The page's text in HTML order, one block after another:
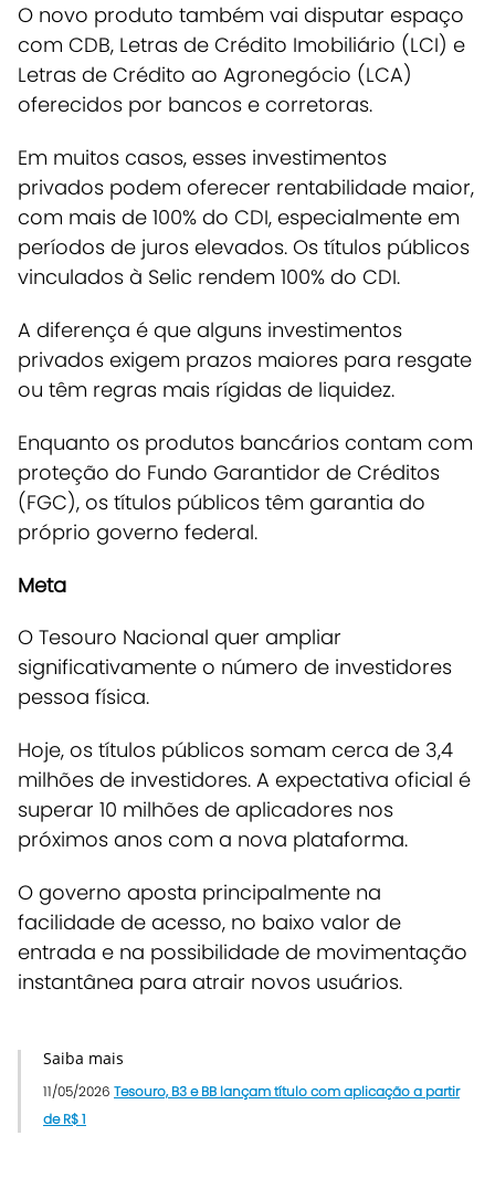
O novo produto também vai disputar espaço
com CDB, Letras de Crédito Imobiliário (LCI) e
Letras de Crédito ao Agronegócio (LCA)
oferecidos por bancos e corretoras.
Em muitos casos, esses investimentos
privados podem oferecer rentabilidade maior,
com mais de 100% do CDI, especialmente em
períodos de juros elevados. Os títulos públicos
vinculados à Selic rendem 100% do CDI.
A diferença é que alguns investimentos
privados exigem prazos maiores para resgate
ou têm regras mais rígidas de liquidez.
Enquanto os produtos bancários contam com
proteção do Fundo Garantidor de Créditos
(FGC), os títulos públicos têm garantia do
próprio governo federal.
Meta
O Tesouro Nacional quer ampliar
significativamente o número de investidores
pessoa física.
Hoje, os títulos públicos somam cerca de 3,4
milhões de investidores. A expectativa oficial é
superar 10 milhões de aplicadores nos
próximos anos com a nova plataforma.
O governo aposta principalmente na
facilidade de acesso, no baixo valor de
entrada e na possibilidade de movimentação
instantânea para atrair novos usuários.
Saiba mais
11/05/2026 Tesouro, B3 e BB lançam título com aplicação a partir
de R$ 1